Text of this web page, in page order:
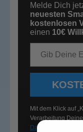
Melde Dich
neuesten
kostenlosen
einen 10€
Mit dem Klick auf
Verarbeitung